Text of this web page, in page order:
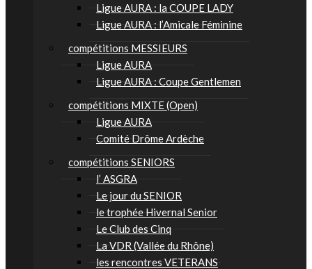
Ligue AURA : la COUPE LADY
Ligue AURA : l’Amicale Féminine
compétitions MESSIEURS
Ligue AURA
Ligue AURA : Coupe Gentlemen
compétitions MIXTE (Open)
Ligue AURA
Comité Drôme Ardèche
compétitions SENIORS
l’ ASGRA
Le jour du SENIOR
le trophée Hivernal Senior
Le Club des Cinq
La VDR (Vallée du Rhône)
les rencontres VETERANS